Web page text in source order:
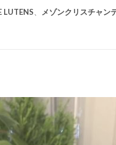
LUTENS メゾンクリスチャン